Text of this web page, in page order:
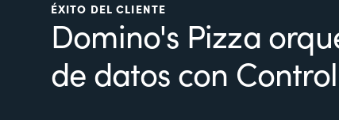
ÉXITO DEL CLIENTE
Domino's Pizza
de datos con